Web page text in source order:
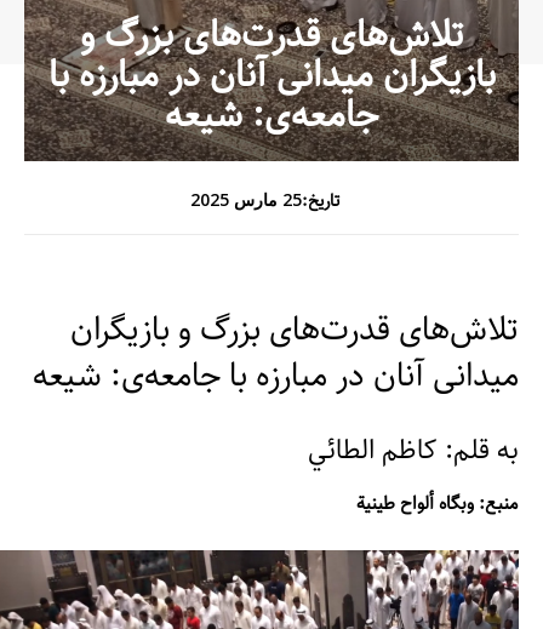
تلاش‌های قدرت‌های بزرگ و
بازیگران میدانی آنان در مبارزه با
جامعه‌ی: شیعه
تاریخ:25 مارس 2025
تلاش‌های قدرت‌های بزرگ و بازیگران
میدانی آنان در مبارزه با جامعه‌ی: شیعه
به قلم: کاظم الطائي
منبع: وبگاه ألواح طينية